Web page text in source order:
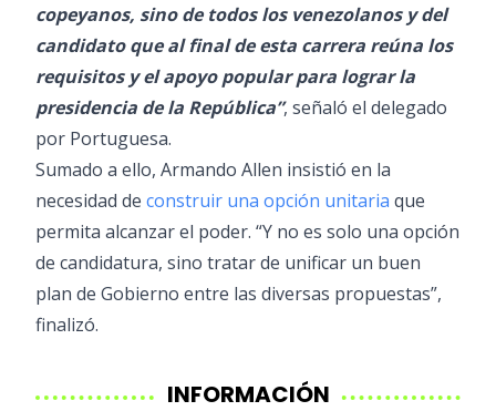
copeyanos, sino de todos los venezolanos y del
candidato que al final de esta carrera reúna los
requisitos y el apoyo popular para lograr la
presidencia de la República”, señaló el delegado
por Portuguesa.
Sumado a ello, Armando Allen insistió en la
necesidad de construir una opción unitaria que
permita alcanzar el poder. “Y no es solo una opción
de candidatura, sino tratar de unificar un buen
plan de Gobierno entre las diversas propuestas”,
finalizó.
INFORMACIÓN